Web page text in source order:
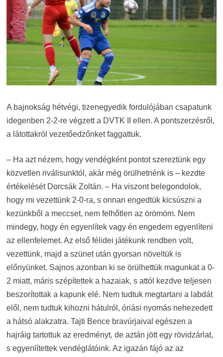
A bajnokság hétvégi, tizenegyedik fordulójában csapatunk
idegenben 2-2-re végzett a DVTK II ellen. A pontszerzésről,
a látottakról vezetőedzőnket faggattuk.
– Ha azt nézem, hogy vendégként pontot szereztünk egy
közvetlen riválisunktól, akár még örülhetnénk is – kezdte
értékelését Dorcsák Zoltán. – Ha viszont belegondolok,
hogy mi vezettünk 2-0-ra, s onnan engedtük kicsúszni a
kezünkből a meccset, nem felhőtlen az örömöm. Nem
mindegy, hogy én egyenlítek vagy én engedem egyenlíteni
az ellenfelemet. Az első félidei játékunk rendben volt,
vezettünk, majd a szünet után gyorsan növeltük is
előnyünket. Sajnos azonban ki se örülhettük magunkat a 0-
2 miatt, máris szépítettek a hazaiak, s attól kezdve teljesen
beszorítottak a kapunk elé. Nem tudtuk megtartani a labdát
elől, nem tudtuk kihozni hátulról, óriási nyomás nehezedett
a hátsó alakzatra. Tajti Bence bravúrjaival egészen a
hajráig tartottuk az eredményt, de aztán jött egy rövidzárlat,
s egyenlítettek vendéglátóink. Az igazán fájó az az